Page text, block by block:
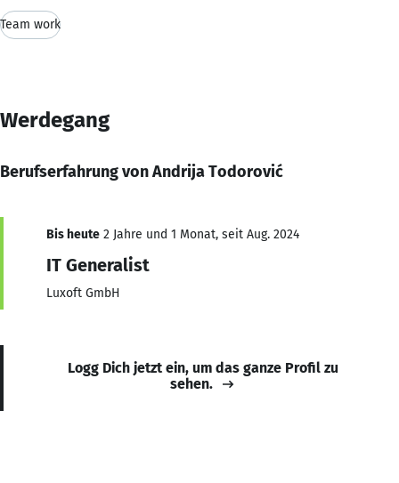
Team work
Werdegang
Berufserfahrung von Andrija Todorović
Bis heute 2 Jahre und 1 Monat, seit Aug. 2024
IT Generalist
Luxoft GmbH
Logg Dich jetzt ein, um das ganze Profil zu
sehen.